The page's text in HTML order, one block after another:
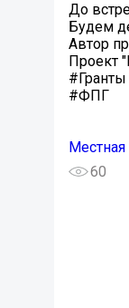
До
Будем
Автор
Проект
#Гранты
#ФПГ
60